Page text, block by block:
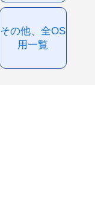
その他、全OS
用一覧